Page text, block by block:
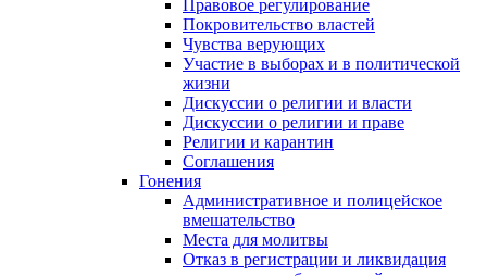
Правовое регулирование
Покровительство властей
Чувства верующих
Участие в выборах и в политической
жизни
Дискуссии о религии и власти
Дискуссии о религии и праве
Религии и карантин
Соглашения
Гонения
Административное и полицейское
вмешательство
Места для молитвы
Отказ в регистрации и ликвидация